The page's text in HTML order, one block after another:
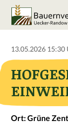
13.05.2026 15:30
Ort: Grüne